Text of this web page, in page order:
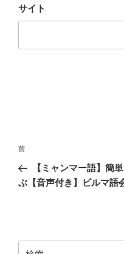
サイト
投
ナ
シ
過
去
の
前
【ミャンマー語】簡
ぶ【音声付き】ビルマ語